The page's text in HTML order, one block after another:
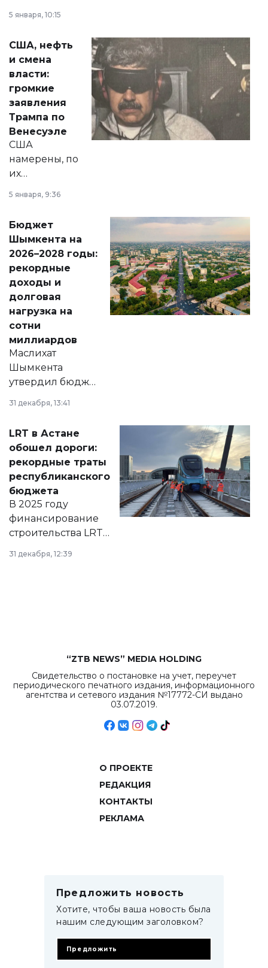
сразу несколько
актуальных тем —
от слухов о
политических
реформах до
вопросов армии,
экономики и
личного здоровья.
5 января, 10:15
США, нефть
и смена
власти:
громкие
заявления
Трампа по
Венесуэле
США
намерены, по
их
принести
народу
Венесуэлы.
5 января, 9:36
Бюджет
Шымкента на
2026–2028 годы:
рекордные
доходы и
долговая
нагрузка на
сотни
миллиардов
Маслихат
Шымкента
утвердил бюджет
города на 2026–
2028 годы.
документ
появился в базе
нормативных
правовых актов и
на сайте маслихат
города.
31 декабря, 13:41
LRT в Астане
обошел дороги:
рекордные траты
республиканского
бюджета
В 2025 году
финансирование
строительства LRT
в Астане из
республиканского
31 декабря, 12:39
“ZTB NEWS” MEDIA HOLDING
Свидетельство о постановке на учет, переучет
периодического печатного издания, информационного
агентства и сетевого издания №17772-СИ выдано
03.07.2019.
О ПРОЕКТЕ
РЕДАКЦИЯ
КОНТАКТЫ
РЕКЛАМА
Предложить новость
Хотите, чтобы ваша новость была
нашим следующим заголовком?
Предложить